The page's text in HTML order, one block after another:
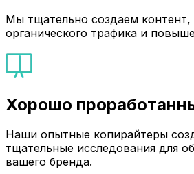
Мы тщательно создаем контент,
органического трафика и
Хорошо
Наши опытные копирайтеры
тщательные исследования для
вашего бренда.